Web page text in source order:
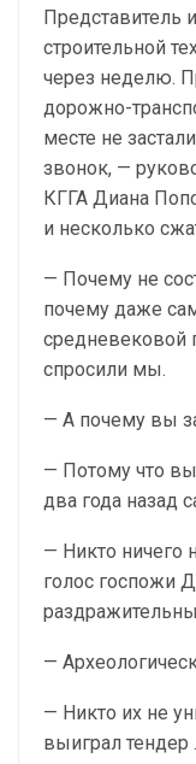
Представитель
строительной
через неделю.
дорожно-
месте не
звонок, —
КГГА Диана
и несколько
— Почему не
почему даже
средневековой
спросили мы.
— А почему вы
— Потому что
два года назад
— Никто ничего
голос госпожи
—
— Никто их не
выиграл тендер